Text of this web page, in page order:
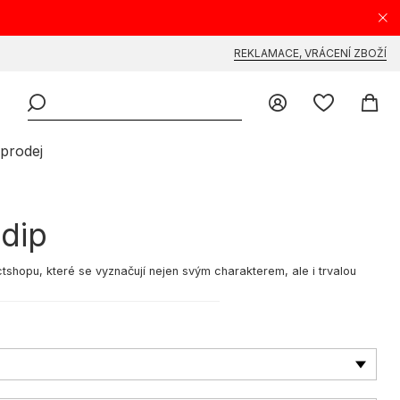
REKLAMACE, VRÁCENÍ ZBOŽÍ
které se vyznačují nejen svým charakterem, ale i trvalou
pánské kalhoty jsou skvělou volbou pro každého, kdo si cení
s jistotou dobývat městské ulice. Cargo kalhoty jsou ideální pro